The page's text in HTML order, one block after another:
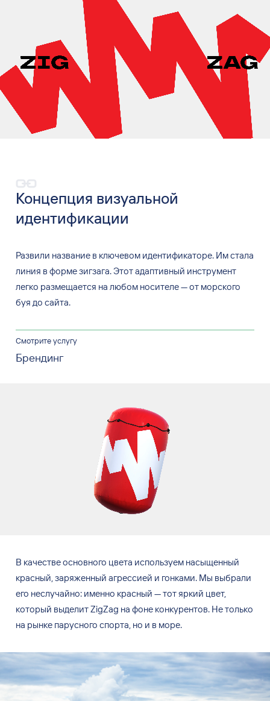
Концепция визуальной
идентификации
Развили название в ключевом идентификаторе. Им стала
линия в форме зигзага. Этот адаптивный инструмент
легко размещается на любом носителе — от морского
буя до сайта.
Смотрите услугу
Брендинг
В качестве основного цвета используем насыщенный
красный, заряженный агрессией и гонками. Мы выбрали
его неслучайно: именно красный —тот яркий цвет,
который выделит ZigZag на фоне конкурентов. Нетолько
на рынке парусного спорта, но и в море.